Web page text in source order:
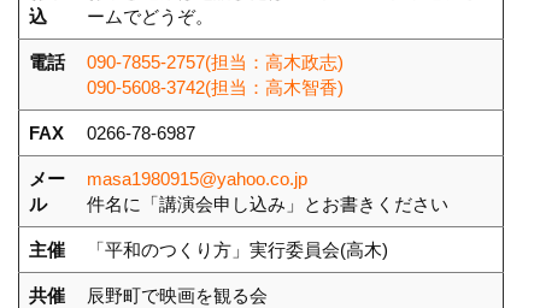
込
ームでどうぞ。
電話
090-7855-2757(担当：高木政志)
090-5608-3742(担当：高木智香)
FAX 0266-78-6987
メー
ル
masa1980915@yahoo.co.jp
件名に「講演会申し込み」とお書きください
主催 「平和のつくり方」実行委員会(高木)
共催 辰野町で映画を観る会